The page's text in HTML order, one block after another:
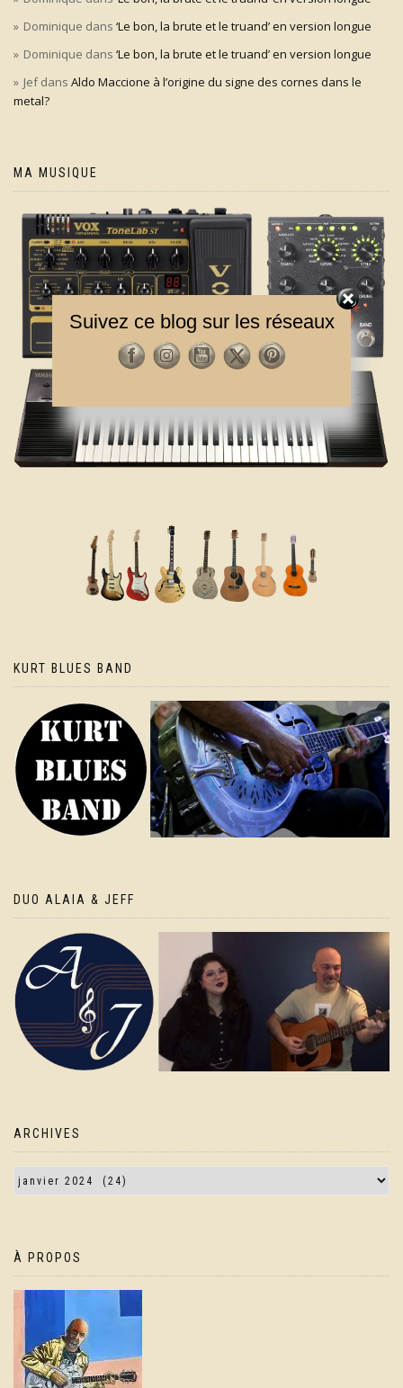
Dominique dans ‘Le bon, la brute et le truand’ en version longue
Dominique dans ‘Le bon, la brute et le truand’ en version longue
Jefdans Aldo Maccione à l’origine du signe des cornes dans le
metal?
MA MUSIQUE
KURT BLUES BAND
DUO ALAIA & JEFF
ARCHIVES
À PROPOS
Suivez ce blog sur les réseaux